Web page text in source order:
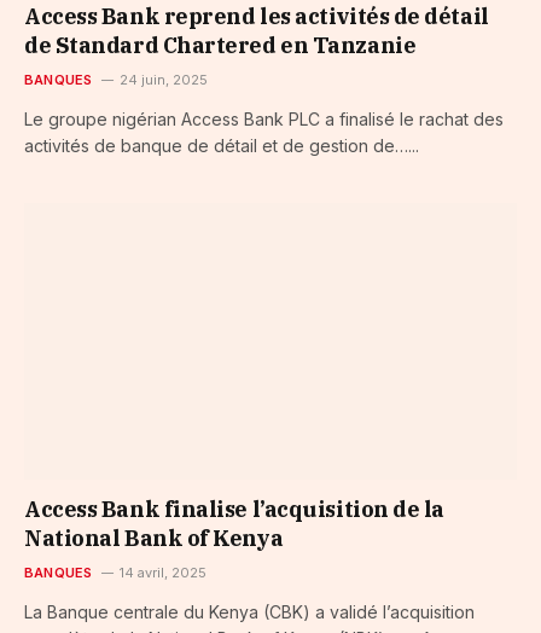
Access Bank reprend les activités de détail
de Standard Chartered en Tanzanie
BANQUES 24 juin, 2025
Le groupe nigérian Access Bank PLC a finalisé le rachat des
activités de banque de détail et de gestion de…...
Access Bank finalise l’acquisition de la
National Bank of Kenya
BANQUES 14 avril, 2025
La Banque centrale du Kenya (CBK) a validé l’acquisition